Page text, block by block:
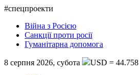
#спецпроекти
Війна з Росією
Санкції проти росії
Гуманітарна допомога
8 серпня 2026, субота USD = 44.758